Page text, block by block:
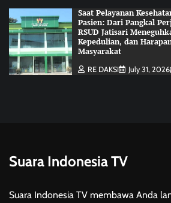
Saat Pelayanan
Pasien: Dari Pangkal
RSUD Jatisari
Kepedulian, dan
Masyarakat
RE DAKSI July 31, 2026
Suara Indonesia TV
Suara Indonesia TV membawa Anda